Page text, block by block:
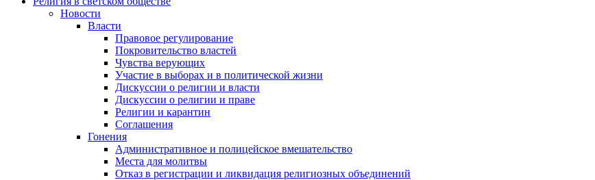
Новости
Власти
Правовое регулирование
Покровительство властей
Чувства верующих
Участие в выборах и в политической жизни
Дискуссии о религии и власти
Дискуссии о религии и праве
Религии и карантин
Соглашения
Гонения
Административное и полицейское вмешательство
Места для молитвы
Отказ в регистрации и ликвидация религиозных объединений